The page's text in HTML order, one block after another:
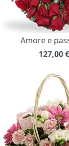
Amore e
127,00 €